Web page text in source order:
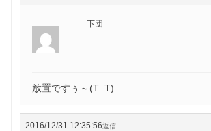
下団
放置ですぅ～(T_T)
2016/12/31 12:35:56返信